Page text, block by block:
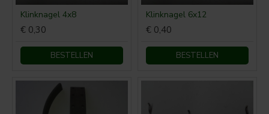
Klinknagel 4x8
€ 0,30
BESTELLEN
Klinknagel 6x12
€ 0,40
BESTELLEN